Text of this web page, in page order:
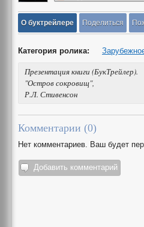
О буктрейлере Поделиться
Категория ролика:
Презентация книги (БукТрейлер).
"Остров сокровищ",
Р.Л. Стивенсон
Комментарии (0)
Нет комментариев. Ваш будет
Добавить комментарий